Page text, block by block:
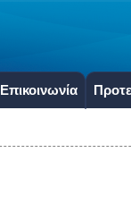
Επικοινωνία